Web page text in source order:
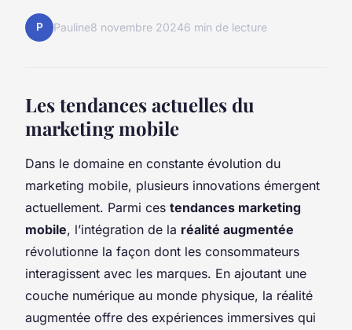
P Pauline8 novembre 20246 min de lecture
Les tendances actuelles du
marketing mobile
Dans le domaine en constante évolution du
marketing mobile, plusieurs innovations émergent
actuellement. Parmi ces tendances marketing
mobile, l’intégration de la réalité augmentée
révolutionne la façon dont les consommateurs
interagissent avec les marques. En ajoutant une
couche numérique au monde physique, la réalité
augmentée offre des expériences immersives qui